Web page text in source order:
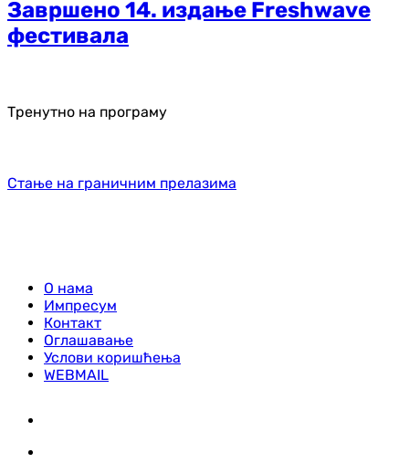
Завршено 14. издање Freshwave
фестивала
Тренутно на програму
Стање на граничним прелазима
О нама
Импресум
Контакт
Оглашавање
Услови коришћења
WEBMAIL